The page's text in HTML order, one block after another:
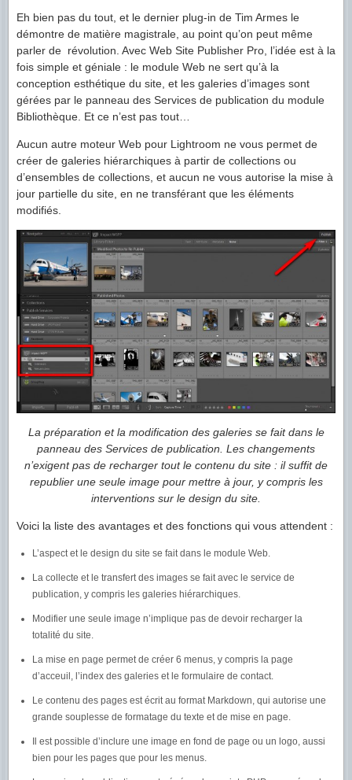
Eh bien pas du tout, et le dernier plug-in de Tim Armes le
démontre de matière magistrale, au point qu’on peut même
parler de révolution. Avec Web Site Publisher Pro, l’idée est à la
fois simple et géniale : le module Web ne sert qu’à la
conception esthétique du site, et les galeries d’images sont
gérées par le panneau des Services de publication du module
Bibliothèque. Et ce n’est pas tout…
Aucun autre moteur Web pour Lightroom ne vous permet de
créer de galeries hiérarchiques à partir de collections ou
d’ensembles de collections, et aucun ne vous autorise la mise à
jour partielle du site, en ne transférant que les éléments
modifiés.
La préparation et la modification des galeries se fait dans le
panneau des Services de publication. Les changements
n’exigent pas de recharger tout le contenu du site : il suffit de
republier une seule image pour mettre à jour, y compris les
interventions sur le design du site.
Voici la liste des avantages et des fonctions qui vous attendent :
L’aspect et le design du site se fait dans le module Web.
La collecte et le transfert des images se fait avec le service de
publication, y compris les galeries hiérarchiques.
Modifier une seule image n’implique pas de devoir recharger la
totalité du site.
La mise en page permet de créer 6 menus, y compris la page
d’acceuil, l’index des galeries et le formulaire de contact.
Le contenu des pages est écrit au format Markdown, qui autorise une
grande souplesse de formatage du texte et de mise en page.
Il est possible d’inclure une image en fond de page ou un logo, aussi
bien pour les pages que pour les menus.